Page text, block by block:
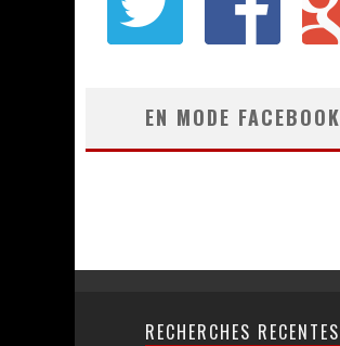
EN MODE FACEBOOK
RECHERCHES RECENTES